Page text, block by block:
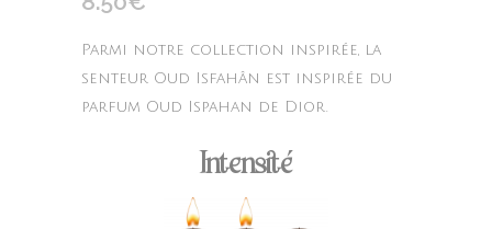
Parmi notre collection inspirée, la
senteur Oud Isfahân est inspirée du
parfum Oud Ispahan de Dior.
Intensité